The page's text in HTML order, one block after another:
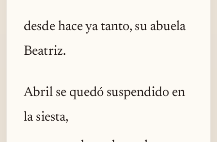
desde hace ya tanto, su abuela
Beatriz.
Abril se quedó suspendido en
la siesta,